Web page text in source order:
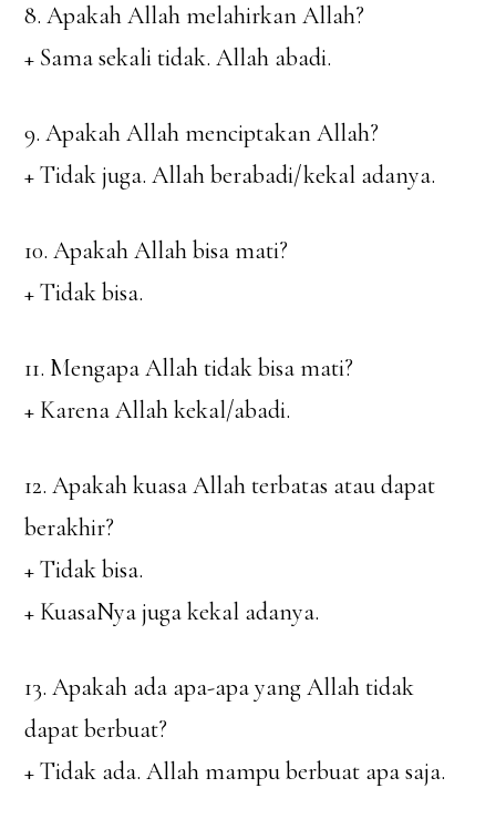
8. Apakah Allah melahirkan Allah?
+ Sama sekali tidak. Allah abadi.
9. Apakah Allah menciptakan Allah?
+ Tidak juga. Allah berabadi/kekal adanya.
10. Apakah Allah bisa mati?
+ Tidak bisa.
11. Mengapa Allah tidak bisa mati?
+ Karena Allah kekal/abadi.
12. Apakah kuasa Allah terbatas atau dapat
berakhir?
+ Tidak bisa.
+ KuasaNya juga kekal adanya.
13. Apakah ada apa-apa yang Allah tidak
dapat berbuat?
+ Tidak ada. Allah mampu berbuat apa saja.